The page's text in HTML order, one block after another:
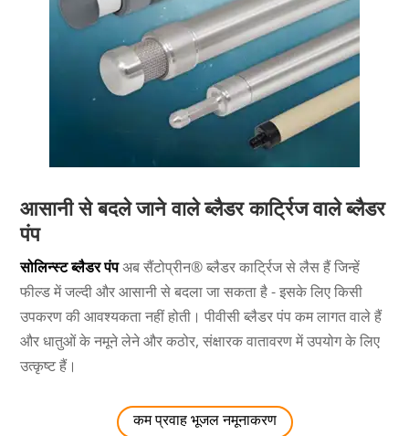
आसानी से बदले जाने वाले ब्लैडर कार्ट्रिज वाले ब्लैडर
पंप
सोलिन्स्ट ब्लैडर पंपअब सैंटोप्रीन® ब्लैडर कार्ट्रिज से लैस हैं जिन्हें
फील्ड में जल्दी और आसानी से बदला जा सकता है - इसके लिए किसी
उपकरण की आवश्यकता नहीं होती। पीवीसी ब्लैडर पंप कम लागत वाले हैं
और धातुओं के नमूने लेने और कठोर, संक्षारक वातावरण में उपयोग के लिए
उत्कृष्ट हैं।
कम प्रवाह भूजल नमूनाकरण